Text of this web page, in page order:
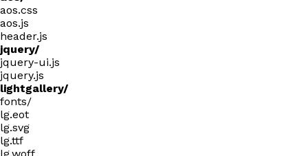
aos.css
aos.js
header.js
jquery/
jquery-ui.js
jquery.js
lightgallery/
fonts/
lg.eot
lg.svg
lg.ttf